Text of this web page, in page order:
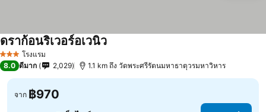
3 ดาว โรงแรม
ดราก้อนริเวอร์อเวนิว
8.0 ดีมาก 2,029 1.1 km ถึง วัดพระศรีรัตนมหาธาตุวรมหาวิหาร
จาก ฿970